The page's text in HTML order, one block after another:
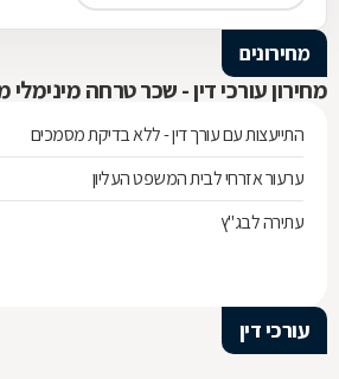
מחירונים
מחירון עורכי דין - שכר טרחה מינימלי
התייעצות עם עורך דין - ללא בדיקת מסמכים
ערעור אזרחי לבית המשפט העליון
עתירה לבג"ץ
עורכי דין